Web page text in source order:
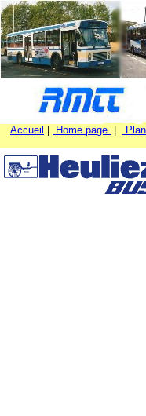
Accueil Home page